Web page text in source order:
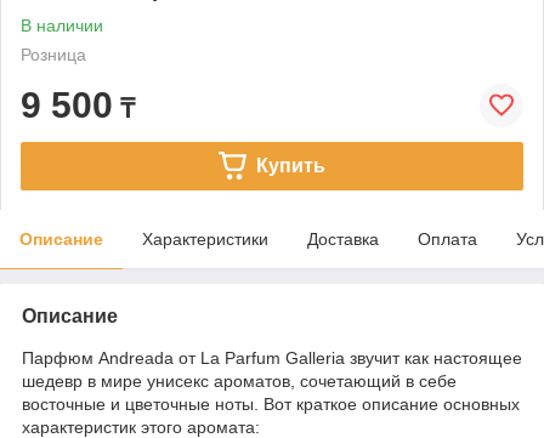
В наличии
Розница
9 500 ₸
Купить
Описание Характеристики Доставка Оплата
Описание
Парфюм Andreada от La Parfum Galleria звучит как настоящее
шедевр в мире унисекс ароматов, сочетающий в себе
восточные и цветочные ноты. Вот краткое описание основных
характеристик этого аромата: